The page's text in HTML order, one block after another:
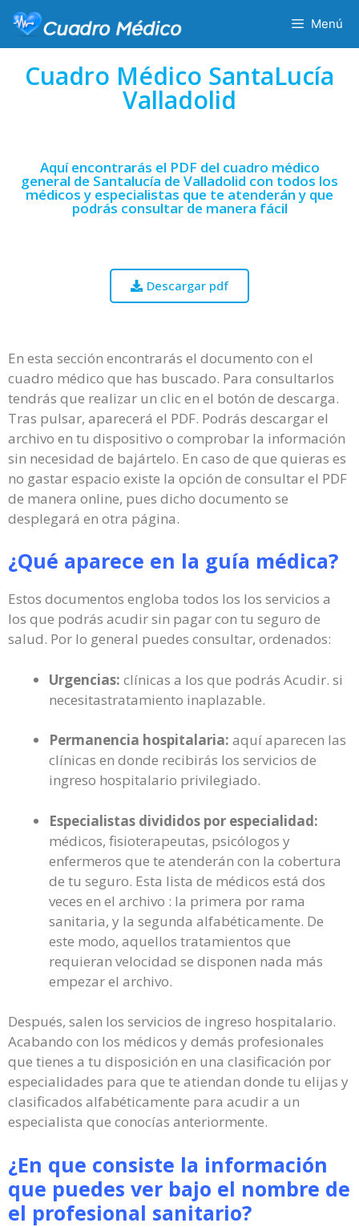
Menú
Cuadro Médico SantaLucía
Valladolid
Aquí encontrarás el PDF del cuadro médico
general de Santalucía de Valladolid con todos los
médicos y especialistas que te atenderán y que
podrás consultar de manera fácil
Descargar pdf
En esta sección encontrarás el documento con el
cuadro médico que has buscado. Para consultarlos
tendrás que realizar un clic en el botón de descarga.
Tras pulsar, aparecerá el PDF. Podrás descargar el
archivo en tu dispositivo o comprobar la información
sin necesidad de bajártelo. En caso de que quieras es
no gastar espacio existe la opción de consultar el PDF
de manera online, pues dicho documento se
desplegará en otra página.
¿Qué aparece en la guía médica?
Estos documentos engloba todos los los servicios a
los que podrás acudir sin pagar con tu seguro de
salud. Por lo general puedes consultar, ordenados:
Urgencias: clínicas a los que podrás Acudir. si
necesitastratamiento inaplazable.
Permanencia hospitalaria: aquí aparecen las
clínicas en donde recibirás los servicios de
ingreso hospitalario privilegiado.
Especialistas divididos por especialidad:
médicos, fisioterapeutas, psicólogos y
enfermeros que te atenderán con la cobertura
de tu seguro. Esta lista de médicos está dos
veces en el archivo : la primera por rama
sanitaria, y la segunda alfabéticamente. De
este modo, aquellos tratamientos que
requieran velocidad se disponen nada más
empezar el archivo.
Después, salen los servicios de ingreso hospitalario.
Acabando con los médicos y demás profesionales
que tienes a tu disposición en una clasificación por
especialidades para que te atiendan donde tu elijas y
clasificados alfabéticamente para acudir a un
especialista que conocías anteriormente.
¿En que consiste la información
que puedes ver bajo el nombre de
el profesional sanitario?